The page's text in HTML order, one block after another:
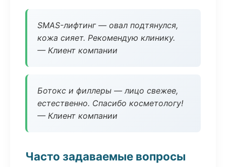
SMAS-лифтинг — овал подтянулся,
кожа сияет. Рекомендую клинику.
— Клиент компании
Ботокс и филлеры — лицо свежее,
естественно. Спасибо косметологу!
— Клиент компании
Часто задаваемые вопросы